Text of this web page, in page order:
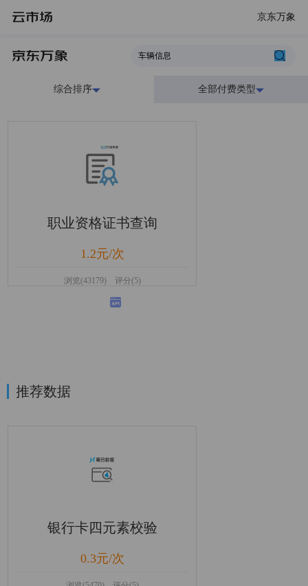
京东万象
综合排序 全部付费类型
职业资格证书查询
1.2元/次
浏览(43179) 评分(5)
推荐数据
银行卡四元素校验
0.3元/次